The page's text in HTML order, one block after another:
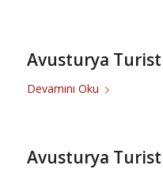
Avusturya
Devamını Oku
Avusturya